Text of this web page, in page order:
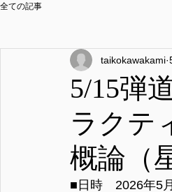
全ての記事
5/15弾
ラクテ
概論（
taikokawakami
■日時　2026年5